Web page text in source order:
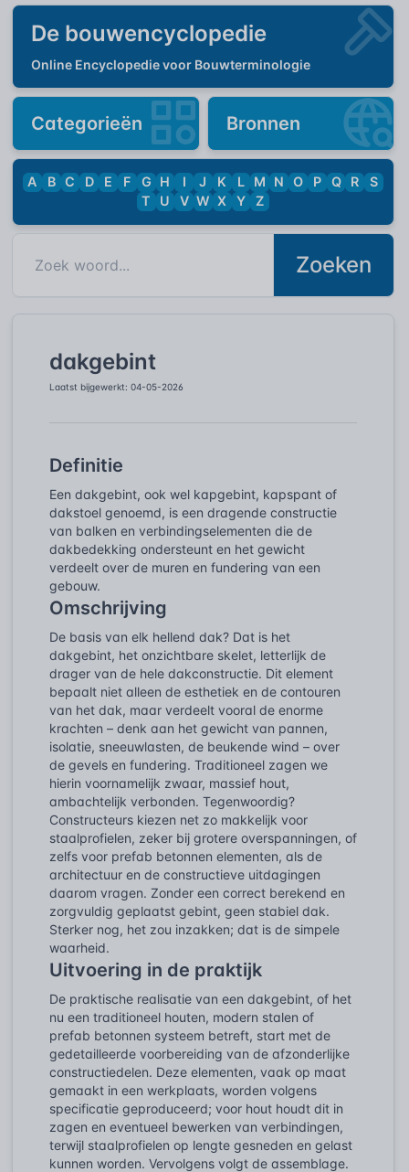
De bouwencyclopedie
Online Encyclopedie voor Bouwterminologie
Categorieën Bronnen
A B C D E F G H I J K L M N O P Q R
S
T
U V W X Y Z
Zoeken
dakgebint
Laatst bijgewerkt: 04-05-2026
Definitie
Een dakgebint, ook wel kapgebint, kapspant of
dakstoel genoemd, is een dragende constructie
van balken en verbindingselementen die de
dakbedekking ondersteunt en het gewicht
verdeelt over de muren en fundering van een
gebouw.
Omschrijving
De basis van elk hellend dak? Dat is het
dakgebint, het onzichtbare skelet, letterlijk de
drager van de hele dakconstructie. Dit element
bepaalt niet alleen de esthetiek en de contouren
van het dak, maar verdeelt vooral de enorme
krachten – denk aan het gewicht van pannen,
isolatie, sneeuwlasten, de beukende wind – over
de gevels en fundering. Traditioneel zagen we
hierin voornamelijk zwaar, massief hout,
ambachtelijk verbonden. Tegenwoordig?
Constructeurs kiezen net zo makkelijk voor
staalprofielen, zeker bij grotere overspanningen, of
zelfs voor prefab betonnen elementen, als de
architectuur en de constructieve uitdagingen
daarom vragen. Zonder een correct berekend en
zorgvuldig geplaatst gebint, geen stabiel dak.
Sterker nog, het zou inzakken; dat is de simpele
waarheid.
Uitvoering in de praktijk
De praktische realisatie van een dakgebint, of het
nu een traditioneel houten, modern stalen of
prefab betonnen systeem betreft, start met de
gedetailleerde voorbereiding van de afzonderlijke
constructiedelen. Deze elementen, vaak op maat
gemaakt in een werkplaats, worden volgens
specificatie geproduceerd; voor hout houdt dit in
zagen en eventueel bewerken van verbindingen,
terwijl staalprofielen op lengte gesneden en gelast
kunnen worden. Vervolgens volgt de assemblage.